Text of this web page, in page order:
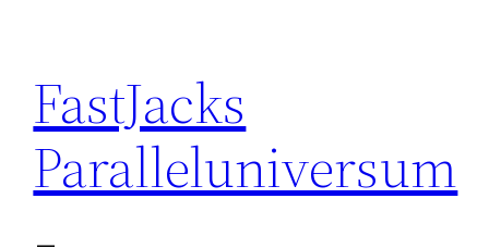
content
FastJacks
Paralleluniversum